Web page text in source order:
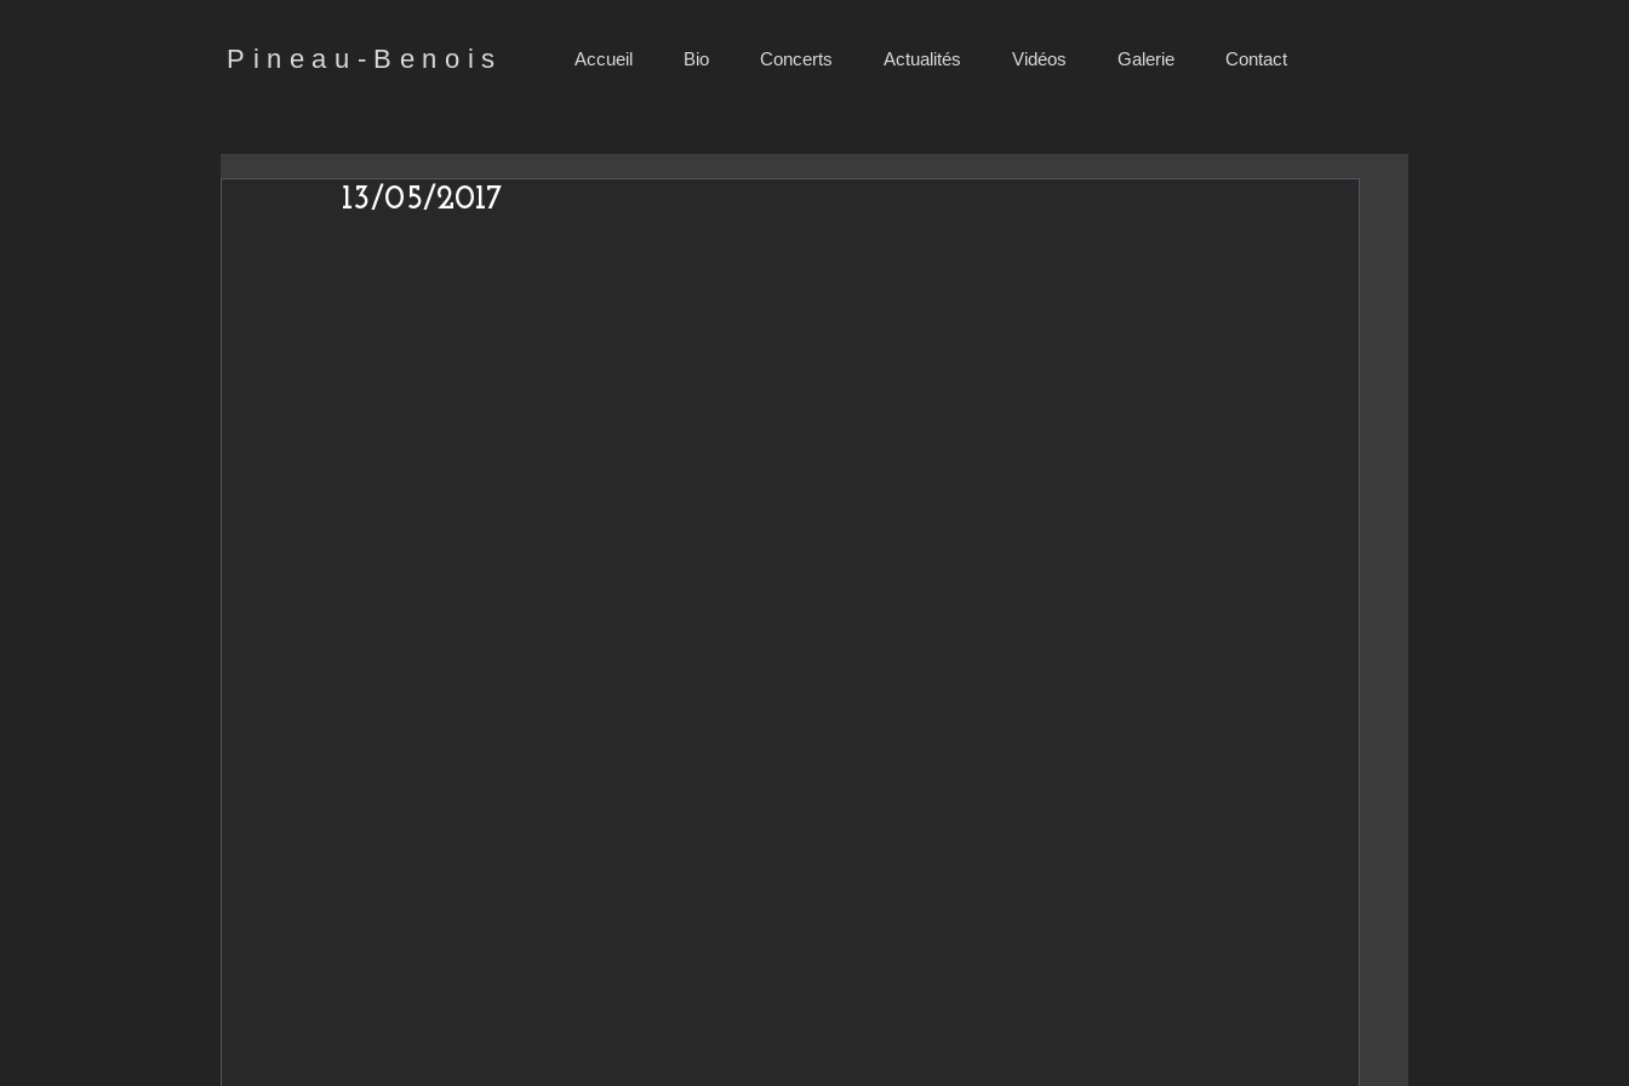
Pineau-Benois Accueil Bio Concerts Actualités Vidéos Galerie Contact
13/05/2017